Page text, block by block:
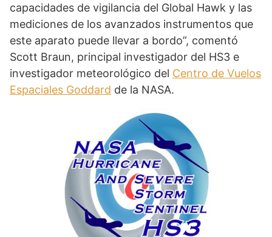
capacidades de vigilancia del Global Hawk y las
mediciones de los avanzados instrumentos que
este aparato puede llevar a bordo”, comentó
Scott Braun, principal investigador del HS3 e
investigador meteorológico del Centro de Vuelos
Espaciales Goddard de la NASA.